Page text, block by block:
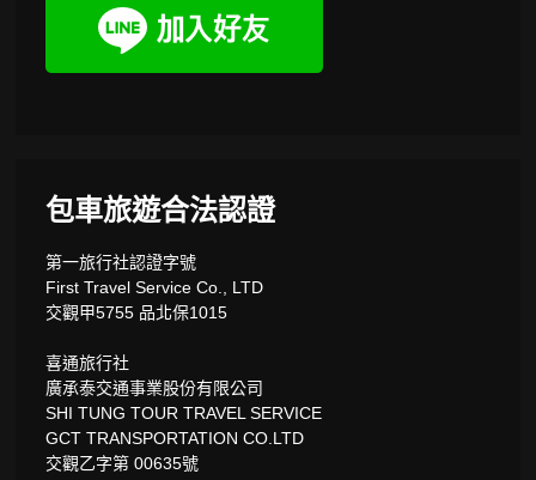
包車旅遊合法認證
第一旅行社認證字號
First Travel Service Co., LTD
交觀甲5755 品北保1015
喜通旅行社
廣承泰交通事業股份有限公司
SHI TUNG TOUR TRAVEL SERVICE
GCT TRANSPORTATION CO.LTD
交觀乙字第 00635號